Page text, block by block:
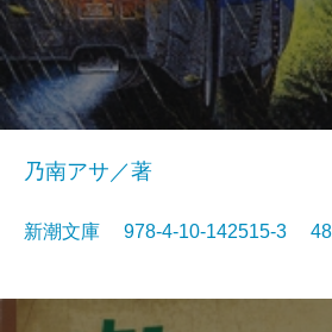
乃南アサ／著
新潮文庫 978-4-10-142515-3